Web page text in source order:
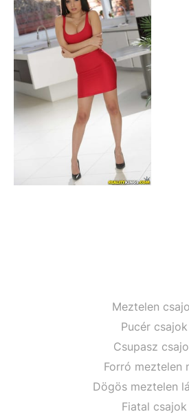
Meztelen
Pucér csajok
Csupasz
Forró meztelen
Dögös meztelen
Fiatal csajok